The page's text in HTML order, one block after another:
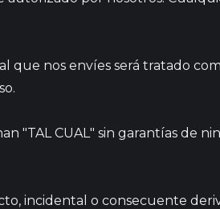
nos envíes será tratado
"TAL CUAL" sin garantías de
incidental o consecuente